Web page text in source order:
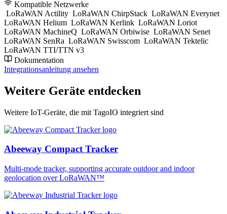
Kompatible Netzwerke
LoRaWAN Actility LoRaWAN ChirpStack LoRaWAN Everynet
LoRaWAN Helium LoRaWAN Kerlink LoRaWAN Loriot
LoRaWAN MachineQ LoRaWAN Orbiwise LoRaWAN Senet
LoRaWAN SenRa LoRaWAN Swisscom LoRaWAN Tektelic
LoRaWAN TTI/TTN v3
Dokumentation
Integrationsanleitung ansehen
Weitere Geräte entdecken
Weitere IoT-Geräte, die mit TagoIO integriert sind
Abeeway Compact Tracker
Multi-mode tracker, supporting accurate outdoor and indoor
geolocation over LoRaWAN™